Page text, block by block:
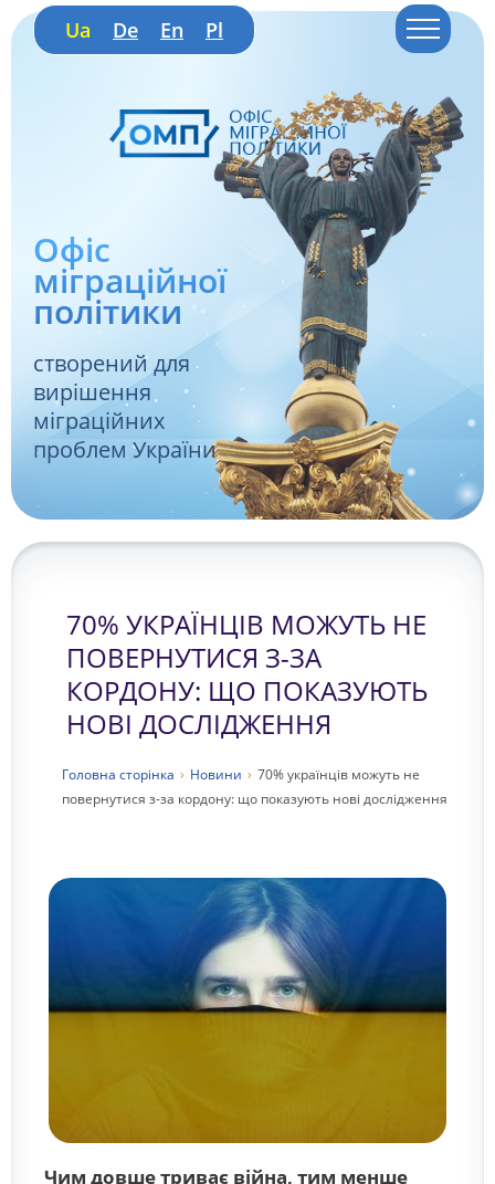
Ua De En Pl
Офіс
міграційної
політики
створений для
вирішення
міграційних
проблем України
70% УКРАЇНЦІВ МОЖУТЬ НЕ
ПОВЕРНУТИСЯ З-ЗА
КОРДОНУ: ЩО ПОКАЗУЮТЬ
НОВІ ДОСЛІДЖЕННЯ
Головна сторiнка › Новини › 70% українців можуть не
повернутися з-за кордону: що показують нові дослідження
Чим довше триває війна, тим менше